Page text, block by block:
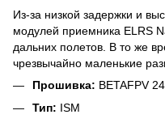
Из-за низкой задержки и
модулей приемника ELRS
дальних полетов. В то же
чрезвычайно маленькие
Прошивка: BETAFPV
Тип: ISM